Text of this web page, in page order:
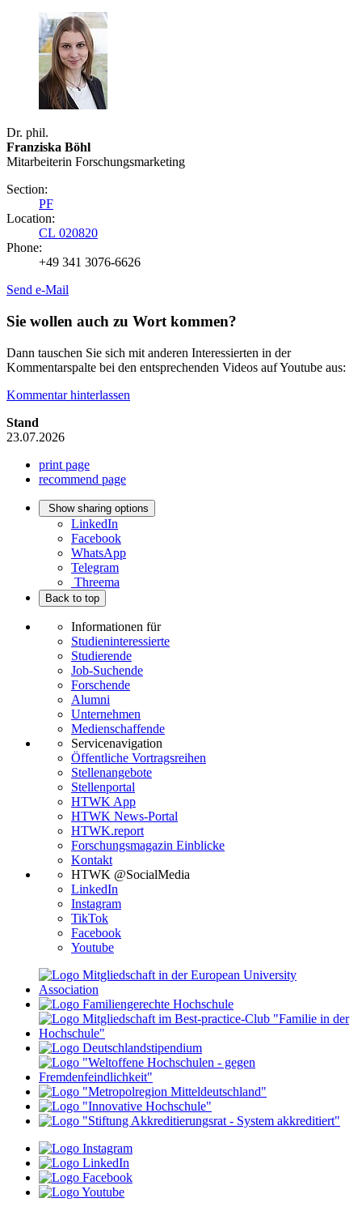
Dr. phil.
Franziska Böhl
Mitarbeiterin Forschungsmarketing
Section:
PF
Location:
CL 020820
Phone:
+49 341 3076-6626
Send e-Mail
Sie wollen auch zu Wort kommen?
Dann tauschen Sie sich mit anderen Interessierten in der
Kommentarspalte bei den entsprechenden Videos auf Youtube aus:
Kommentar hinterlassen
Stand
23.07.2026
print page
recommend page
Show sharing options
LinkedIn
Facebook
WhatsApp
Telegram
Threema
Back to top
Informationen für
Studieninteressierte
Studierende
Job-Suchende
Forschende
Alumni
Unternehmen
Medienschaffende
Servicenavigation
Öffentliche Vortragsreihen
Stellenangebote
Stellenportal
HTWK App
HTWK News-Portal
HTWK.report
Forschungsmagazin Einblicke
Kontakt
HTWK @SocialMedia
LinkedIn
Instagram
TikTok
Facebook
Youtube